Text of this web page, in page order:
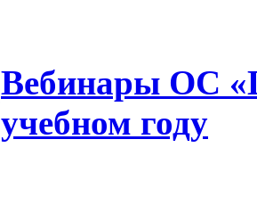
Вебинары ОС
учебном году